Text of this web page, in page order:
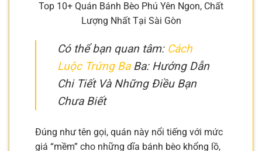
Top 10+ Quán Bánh Bèo Phú Yên Ngon, Chất
Lượng Nhất Tại Sài Gòn
Có thể bạn quan tâm: Cách
Luộc Trứng BaBa: Hướng Dẫn
Chi Tiết Và Những Điều Bạn
Chưa Biết
Đúng như tên gọi, quán này nổi tiếng với mức
giá “mềm” cho những dĩa bánh bèo khổng lồ,